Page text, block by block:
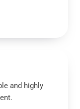
and highly